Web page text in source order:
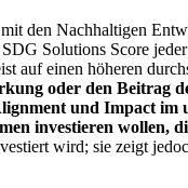
den Nachhaltigen
Solutions Score
auf einen höheren
oder den Beitrag
und Impact
investieren wollen,
wird; sie zeigt